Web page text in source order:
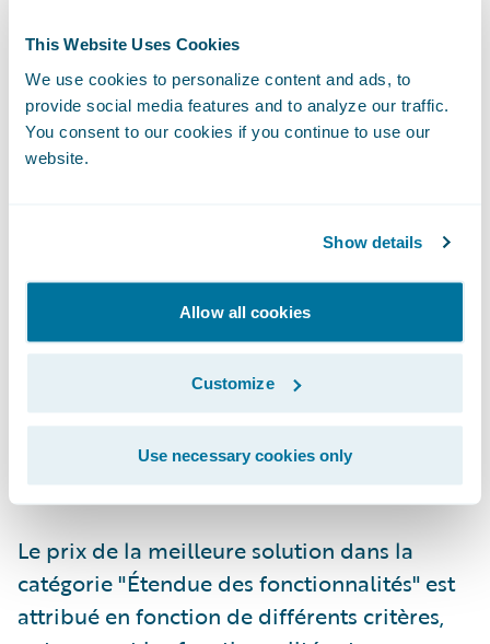
This Website Uses Cookies
We use cookies to personalize content and ads, to
provide social media features and to analyze our traffic.
You consent to our cookies if you continue to use our
website.
Show details
Allow all cookies
Customize
Use necessary cookies only
fonctionnalités indispensables en matière
de gestion des sinistres avec
l’engagement digital, l’analytique intégrée et
un écosystème dynamique et évolutif
l’assurance dans le monde entier, dont plus
de 60 se trouvent dans la zone EMEA, font
confiance à ClaimCenter pour leurs
opérations de gestion des
sinistres.\_Comme toujours, nous tenons à
remercier l’ensemble de nos clients, plus
particulièrement ceux qui ont participé à ce
rapport."
Le prix de la meilleure solution dans la
catégorie "Étendue des fonctionnalités" est
attribué en fonction de différents critères,